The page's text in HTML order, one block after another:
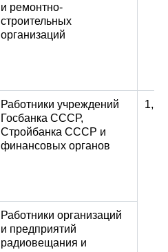
и ремонтно-
строительных
организаций
Работники учреждений
Госбанка СССР,
Стройбанка СССР и
финансовых органов
1,2
Работники организаций
и предприятий
радиовещания и